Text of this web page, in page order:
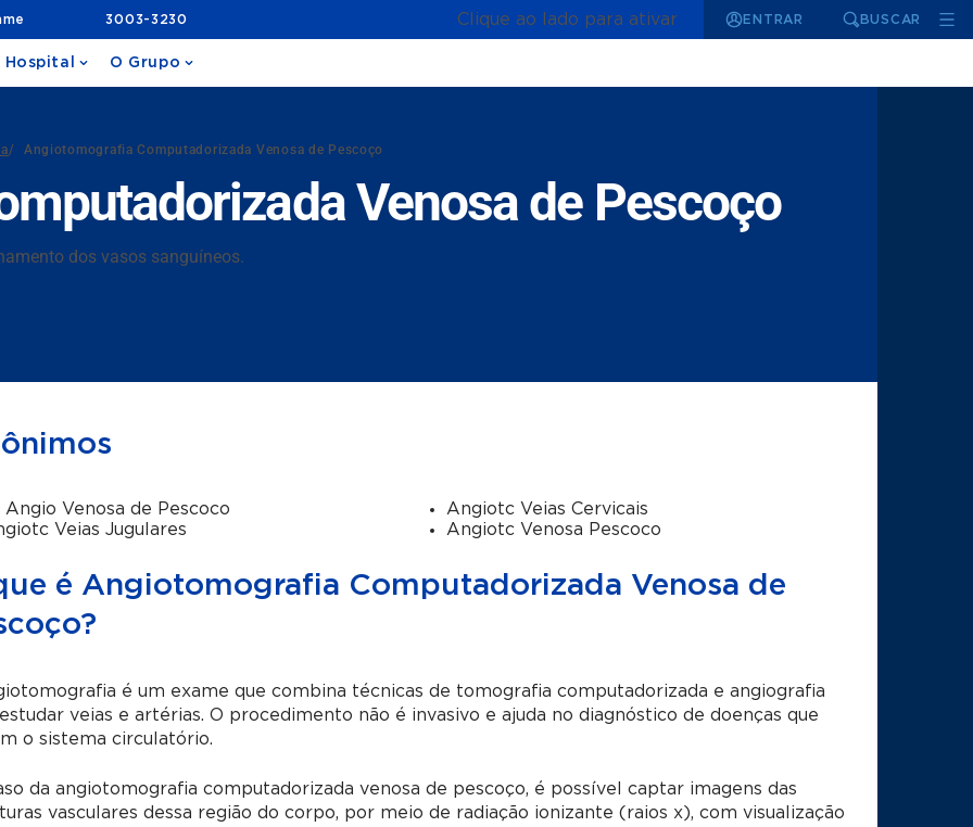
3003-3230 Clique ao lado para ativar ENTRAR BUSCAR
Hospital O Grupo
/ Angiotomografia Computadorizada Venosa de Pescoço
Venosa de Pescoço
dos vasos sanguíneos.
Angio Venosa de Pescoco
Veias Jugulares
Angiotc Veias Cervicais
Angiotc Venosa Pescoco
é Angiotomografia Computadorizada Venosa de
é um exame que combina técnicas de tomografia computadorizada e angiografia
veias e artérias. O procedimento não é invasivo e ajuda no diagnóstico de doenças que
o sistema circulatório.
da angiotomografia computadorizada venosa de pescoço, é possível captar imagens das
vasculares dessa região do corpo, por meio de radiação ionizante (raios x), com visualização